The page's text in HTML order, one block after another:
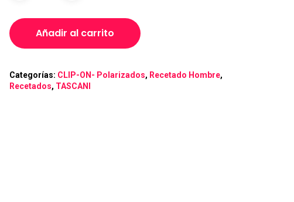
Añadir al carrito
Categorías: CLIP-ON- Polarizados, Recetado Hombre,
Recetados, TASCANI